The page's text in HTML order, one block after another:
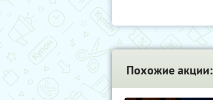
Похожие акции: